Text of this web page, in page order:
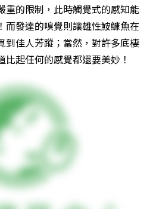
重的限制，此時觸覺式的感知能
而發達的嗅覺則讓雄性鮟鱇魚在
到佳人芳蹤；當然，對許多底棲
起任何的感覺都還要美妙！